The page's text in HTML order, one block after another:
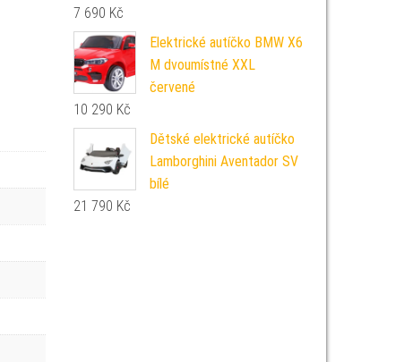
7 690 Kč
Elektrické autíčko BMW X6
M dvoumístné XXL
červené
10 290 Kč
Dětské elektrické autíčko
Lamborghini Aventador SV
bílé
21 790 Kč